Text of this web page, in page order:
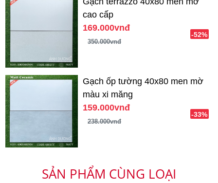
cao cấp
169.000vnđ
350.000vnđ
-52%
Gạch ốp tường 40x80 men mờ
màu xi măng
159.000vnđ
238.000vnđ
-33%
SẢN PHẨM CÙNG LOẠI